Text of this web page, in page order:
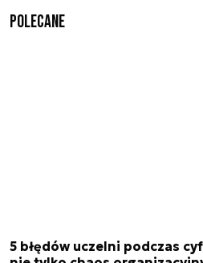
Polecane
5 błędów uczelni podczas